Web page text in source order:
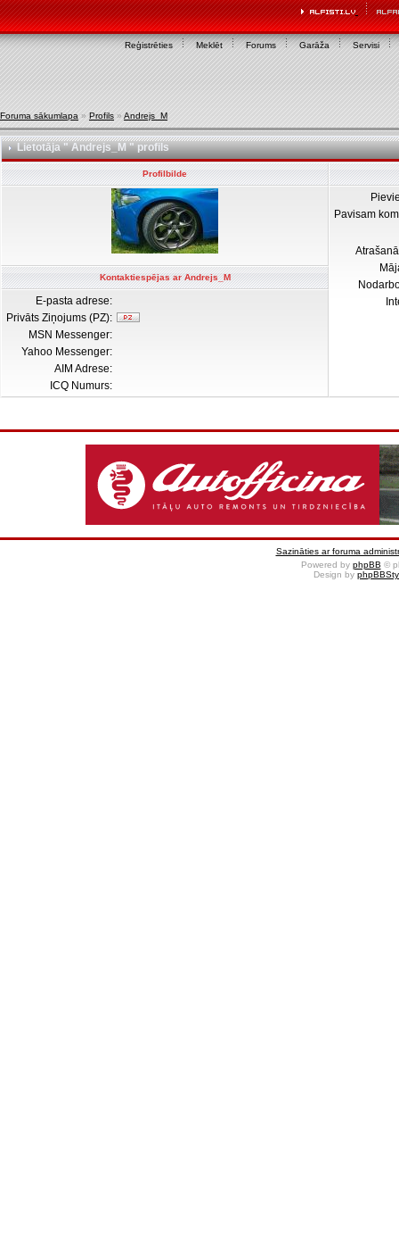
Reģistrēties Meklēt Forums Garāža Servisi
Foruma sākumlapa » Profils » Andrejs_M
Lietotāja " Andrejs_M " profils
Profilbilde
Pavisam
Kontaktiespējas ar Andrejs_M
E-pasta adrese:
Privāts Ziņojums (PZ):
MSN Messenger:
Yahoo Messenger:
AIM Adrese:
ICQ Numurs:
Sazināties ar foruma
Powered by phpBB ©
Design by